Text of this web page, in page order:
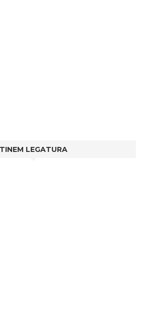
TINEM LEGATURA